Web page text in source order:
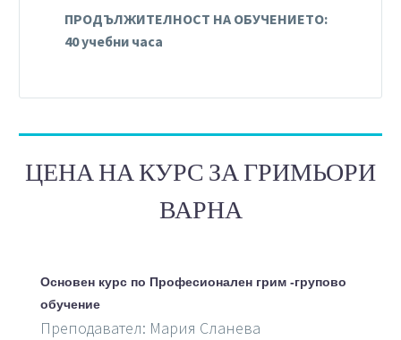
ПРОДЪЛЖИТЕЛНОСТ НА ОБУЧЕНИЕТО:
40 учебни часа
ЦЕНА НА КУРС ЗА ГРИМЬОРИ
ВАРНА
Основен курс по Професионален грим -групово
обучение
Преподавател: Мария Сланева